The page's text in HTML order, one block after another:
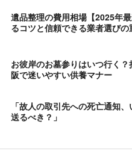
遺品整理の費用相場【2025年
るコツと信頼できる業者選びの
お彼岸のお墓参りはいつ行く
阪で迷いやすい供養マナー
「故人の取引先への死亡通知
送るべき？」